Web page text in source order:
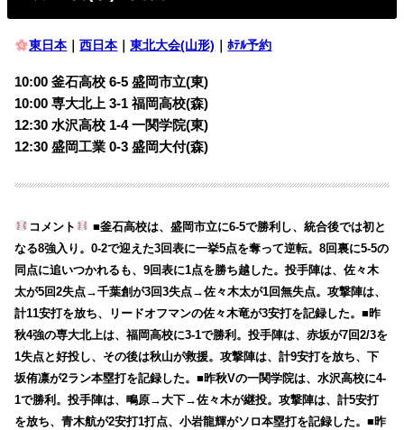
東日本｜西日本｜東北大会(山形) ｜ﾎﾃﾙ予約
10:00 釜石高校 6-5 盛岡市立(東)
10:00 専大北上 3-1 福岡高校(森)
12:30 水沢高校 1-4 一関学院(東)
12:30 盛岡工業 0-3 盛岡大付(森)
コメント
■釜石高校は、盛岡市立に6-5で勝利し、統合後では初と
なる8強入り。0-2で迎えた3回表に一挙5点を奪って逆転。8回裏に5-5の
同点に追いつかれるも、9回表に1点を勝ち越した。投手陣は、佐々木
太が5回2失点→千葉創が3回3失点→佐々木太が1回無失点。攻撃陣は、
計11安打を放ち、リードオフマンの佐々木竜が3安打を記録した。■昨
秋4強の専大北上は、福岡高校に3-1で勝利。投手陣は、赤坂が7回2/3を
1失点と好投し、その後は秋山が救援。攻撃陣は、計9安打を放ち、下
坂侑凛が2ラン本塁打を記録した。■昨秋Vの一関学院は、水沢高校に4-
1で勝利。投手陣は、鴫原→大下→佐々木が継投。攻撃陣は、計5安打
を放ち、青木航が2安打1打点、小岩龍輝がソロ本塁打を記録した。■昨